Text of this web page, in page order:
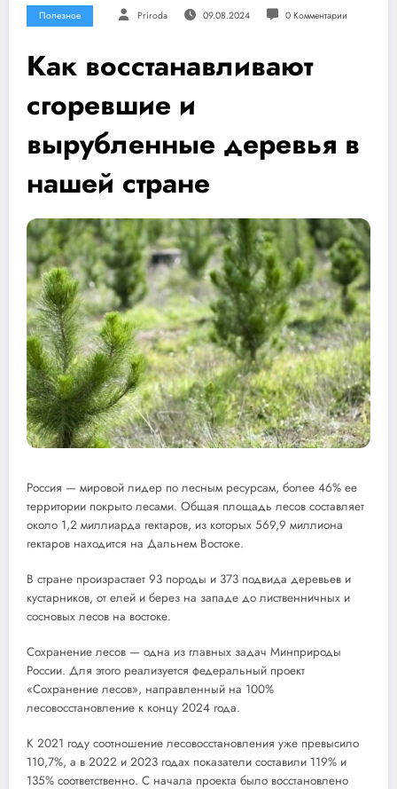
Полезное Priroda 09.08.2024 0 Комментарии
Как восстанавливают
сгоревшие и
вырубленные деревья в
нашей стране
Россия — мировой лидер по лесным ресурсам, более 46% ее
территории покрыто лесами. Общая площадь лесов составляет
около 1,2 миллиарда гектаров, из которых 569,9 миллиона
гектаров находится на Дальнем Востоке.
В стране произрастает 93 породы и 373 подвида деревьев и
кустарников, от елей и берез на западе до лиственничных и
сосновых лесов на востоке.
Сохранение лесов — одна из главных задач Минприроды
России. Для этого реализуется федеральный проект
«Сохранение лесов», направленный на 100%
лесовосстановление к концу 2024 года.
К 2021 году соотношение лесовосстановления уже превысило
110,7%, а в 2022 и 2023 годах показатели составили 119% и
135% соответственно. С начала проекта было восстановлено